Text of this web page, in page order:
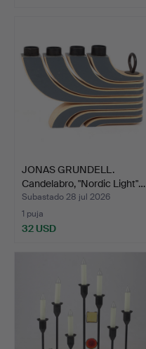
JONAS GRUNDELL.
Candelabro, "Nordic Light"…
Subastado 28 jul 2026
1 puja
32 USD